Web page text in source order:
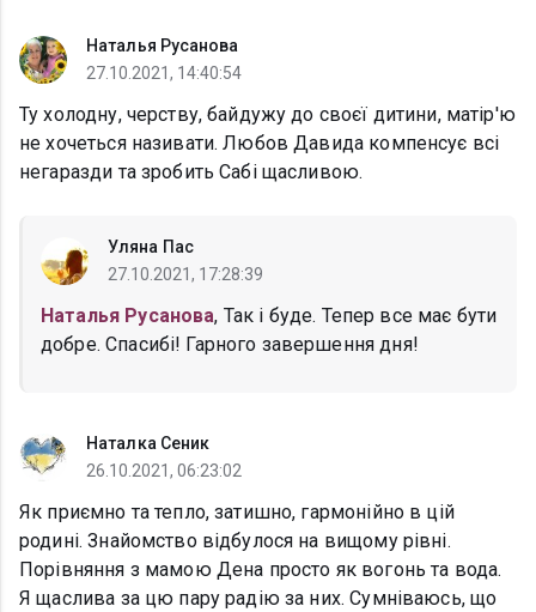
Наталья Русанова
27.10.2021, 14:40:54
Ту холодну, черству, байдужу до своєї дитини, матір'ю
не хочеться називати. Любов Давида компенсує всі
негаразди та зробить Сабі щасливою.
Уляна Пас
27.10.2021, 17:28:39
Наталья Русанова, Так і буде. Тепер все має бути
добре. Спасибі! Гарного завершення дня!
Наталка Сеник
26.10.2021, 06:23:02
Як приємно та тепло, затишно, гармонійно в цій
родині. Знайомство відбулося на вищому рівні.
Порівняння з мамою Дена просто як вогонь та вода.
Я щаслива за цю пару радію за них. Сумніваюсь, що